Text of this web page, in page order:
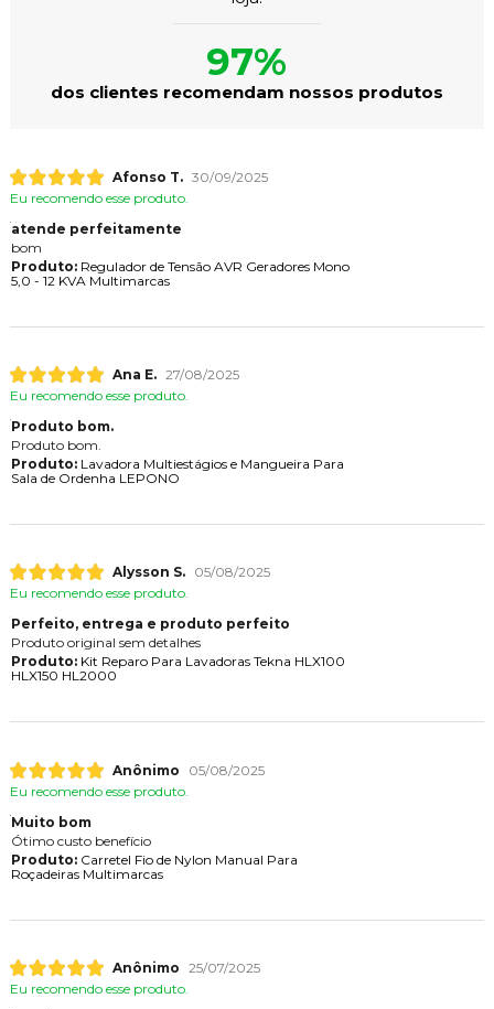
97%
dos clientes recomendam nossos produtos
Afonso T. 30/09/2025
Eu recomendo esse produto.
atende perfeitamente
bom
Produto:Regulador de Tensão AVR Geradores Mono
5,0 - 12 KVA Multimarcas
Ana E. 27/08/2025
Eu recomendo esse produto.
Produto bom.
Produto bom.
Produto:Lavadora Multiestágios e Mangueira Para
Sala de Ordenha LEPONO
Alysson S.
05/08/2025
Eu recomendo esse produto.
Perfeito, entrega e produto perfeito
Produto original sem detalhes
Produto:Kit Reparo Para Lavadoras Tekna HLX100
HLX150 HL2000
Anônimo
05/08/2025
Eu recomendo esse produto.
Muito bom
Ótimo custo benefício
Produto:Carretel Fio de Nylon Manual Para
Roçadeiras Multimarcas
Anônimo 25/07/2025
Eu recomendo esse produto.